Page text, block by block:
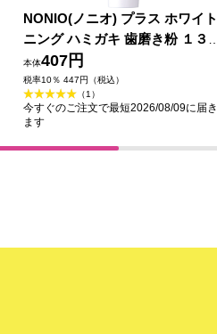
NONIO(ノニオ) プラス ホワイト
ニング ハミガキ 歯磨き粉 １３０
ｇ ライオン (医薬部外品)
本体407円
税率10％ 447円（税込）
（1）
今すぐのご注文で最短2026/08/09に届き
ます